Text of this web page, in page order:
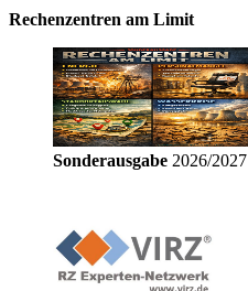
Rechenzentren am Limit
Sonderausgabe 2026/2027